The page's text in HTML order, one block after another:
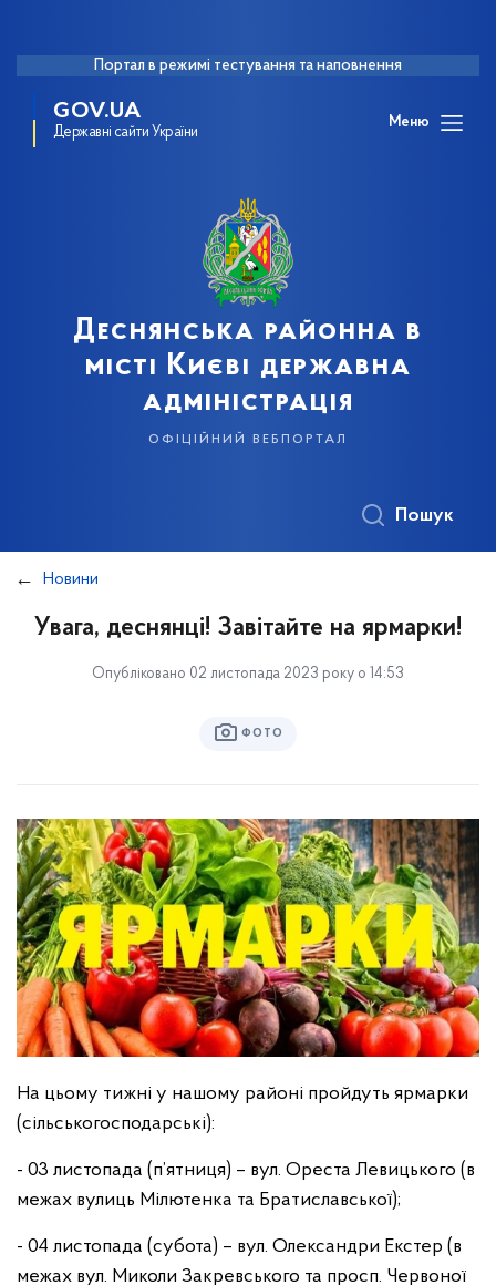
Портал в режимі тестування та наповнення
GOV.UA
Державні сайти України
Меню
Деснянська районна в
місті Києві державна
адміністрація
офіційний вебпортал
Пошук
Новини
Увага, деснянці! Завітайте на ярмарки!
Опубліковано 02 листопада 2023 року о 14:53
ФОТО
На цьому тижні у нашому районі пройдуть ярмарки
(сільськогосподарські):
- 03 листопада (п’ятниця) – вул. Ореста Левицького (в
межах вулиць Мілютенка та Братиславської);
- 04 листопада (субота) – вул. Олександри Екстер (в
межах вул. Миколи Закревського та просп. Червоної